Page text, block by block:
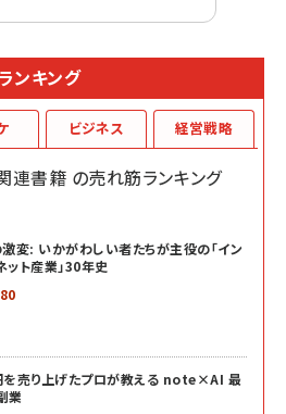
ンキング
連書籍 の売れ筋ランキング
変: いかがわしい者たちが主役の「イン
ット産業」30年史
を売り上げたプロが教える note×AI 最
業
ビジネス 経営戦略